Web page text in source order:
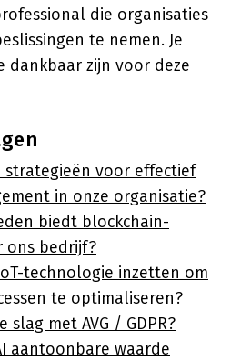
die organisaties
te nemen. Je
dankbaar zijn voor deze
strategieën voor effectief
in onze organisatie?
biedt blockchain-
ons bedrijf?
technologie inzetten om
te optimaliseren?
slag met AVG / GDPR?
aantoonbare waarde